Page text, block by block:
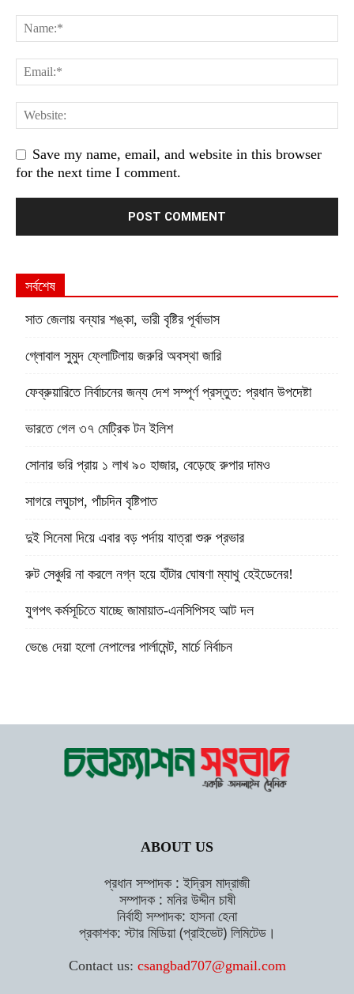
Save my name, email, and website in this browser
for the next time I comment.
সর্বশেষ
সাত জেলায় বন্যার শঙ্কা, ভারী বৃষ্টির পূর্বাভাস
গ্লোবাল সুমুদ ফ্লোটিলায় জরুরি অবস্থা জারি
ফেব্রুয়ারিতে নির্বাচনের জন্য দেশ সম্পূর্ণ প্রস্তুত: প্রধান উপদেষ্টা
ভারতে গেল ৩৭ মেট্রিক টন ইলিশ
সোনার ভরি প্রায় ১ লাখ ৯০ হাজার, বেড়েছে রুপার দামও
সাগরে লঘুচাপ, পাঁচদিন বৃষ্টিপাত
দুই সিনেমা দিয়ে এবার বড় পর্দায় যাত্রা শুরু প্রভার
রুট সেঞ্চুরি না করলে নগ্ন হয়ে হাঁটার ঘোষণা ম্যাথু হেইডেনের!
যুগপৎ কর্মসূচিতে যাচ্ছে জামায়াত-এনসিপিসহ আট দল
ভেঙে দেয়া হলো নেপালের পার্লামেন্ট, মার্চে নির্বাচন
ABOUT US
প্রধান সম্পাদক : ইদ্রিস মাদ্রাজী
সম্পাদক : মনির উদ্দীন চাষী
নির্বাহী সম্পাদক: হাসনা হেনা
প্রকাশক: স্টার মিডিয়া (প্রাইভেট) লিমিটেড।
Contact us: csangbad707@gmail.com